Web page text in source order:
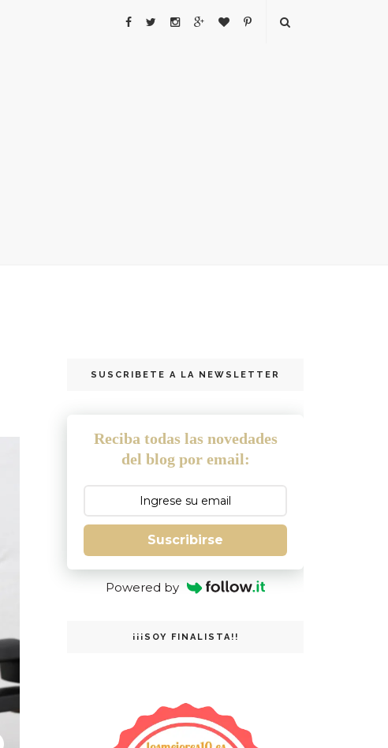
SUSCRIBETE A LA NEWSLETTER
Reciba todas las novedades
del blog por email:
Suscribirse
Powered by
¡¡¡SOY FINALISTA!!